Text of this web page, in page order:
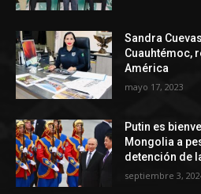
Sandra
Cuauhtémoc,
América
mayo 17, 2023
Putin es
Mongolia a
detención de
septiembre 3,